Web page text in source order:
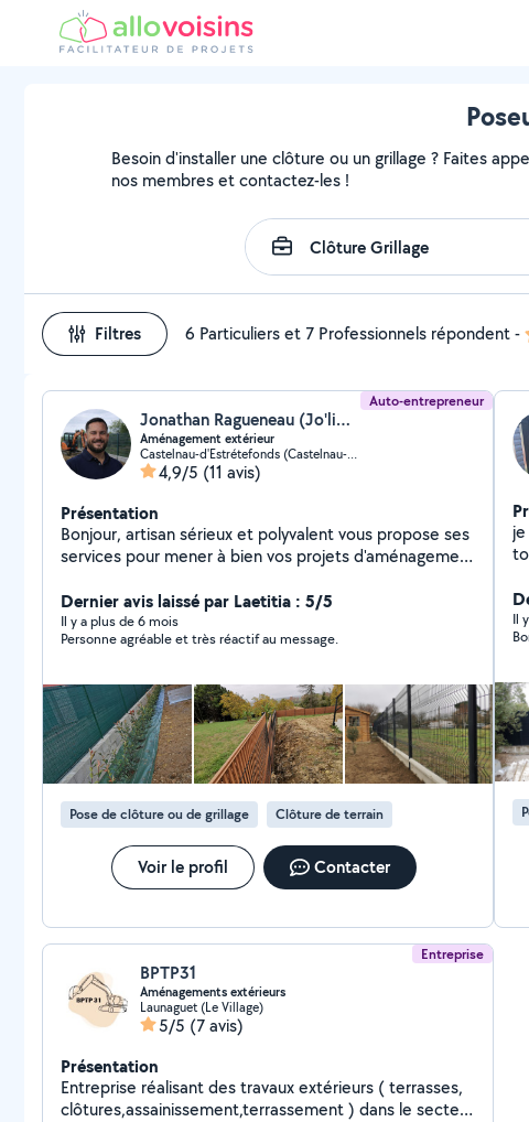
Besoin d'installer une clôture ou un grillage ? Faites
nos membres et contactez-les !
Filtres 6 Particuliers et 7 Professionnels répondent-
Auto-entrepreneur
Jonathan Ragueneau (Jo'liment Fait)
Aménagement extérieur
Castelnau-d'Estrétefonds (Castelnau-d'Estrétefonds)
4,9/5 (11 avis)
Présentation
Bonjour, artisan sérieux et polyvalent vous propose ses
services pour mener à bien vos projets d'aménagement
Dernier avis laissé par Laetitia : 5/5
Il y a plus de 6 mois
Personne agréable et très réactif au message.
Pose de clôture ou de grillage Clôture de terrain
Voir le profil Contacter
Il
Entreprise
BPTP31
Aménagements extérieurs
Launaguet (Le Village)
5/5 (7 avis)
Présentation
Entreprise réalisant des travaux extérieurs ( terrasses,
clôtures,assainissement,terrassement ) dans le secteur